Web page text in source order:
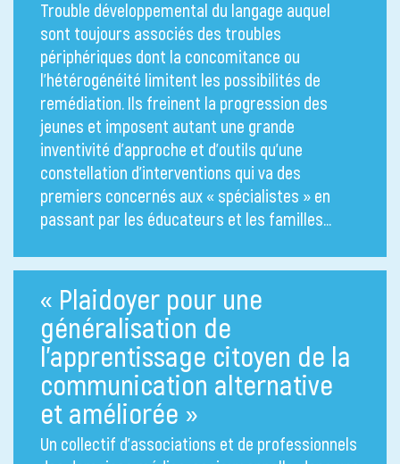
Trouble développemental du langage auquel
sont toujours associés des troubles
périphériques dont la concomitance ou
l’hétérogénéité limitent les possibilités de
remédiation. Ils freinent la progression des
jeunes et imposent autant une grande
inventivité d’approche et d’outils qu’une
constellation d’interventions qui va des
premiers concernés aux « spécialistes » en
passant par les éducateurs et les familles…
« Plaidoyer pour une
généralisation de
l’apprentissage citoyen de la
communication alternative
et améliorée »
Un collectif d’associations et de professionnels